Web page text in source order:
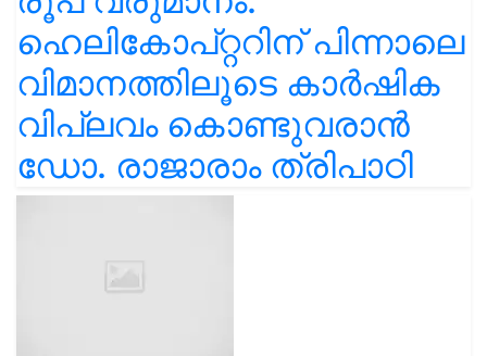
ഹെലികോപ്റ്ററിന് പിന്നാലെ
വിമാനത്തിലൂടെ കാർഷിക
വിപ്ലവം കൊണ്ടുവരാൻ
ഡോ. രാജാരാം ത്രിപാഠി